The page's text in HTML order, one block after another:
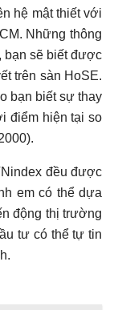
các năm
khoán
hệ mật thiết với
Những thông
bạn sẽ biết được
trên sàn HoSE.
bạn biết sự thay
điểm hiện tại so
đều được
em có thể dựa
động thị trường
tư có thể tự tin